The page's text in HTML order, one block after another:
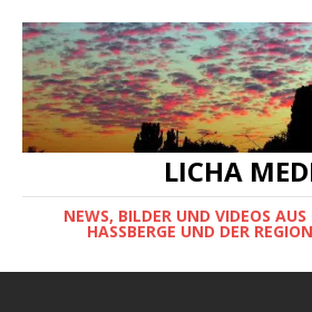
LICHA
NEWS, BILDER UND VIDEOS
HASSBERGE UND DER